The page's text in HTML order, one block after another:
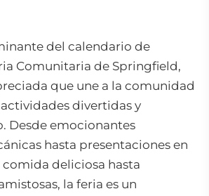
del calendario de
Comunitaria de Springfield,
que une a la comunidad
divertidas y
Desde emocionantes
hasta presentaciones en
comida deliciosa hasta
la feria es un